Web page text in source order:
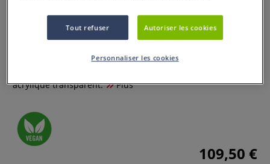
Copic Stretch
acrylique transparent.
Plus
109,50 €
Tout refuser Autoriser les cookies
Personnaliser les cookies